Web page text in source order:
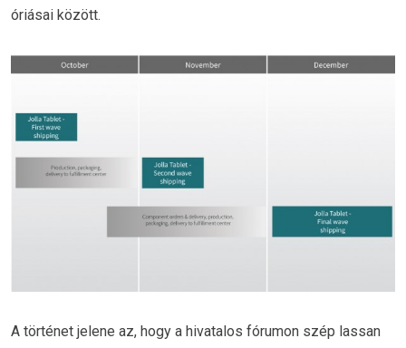
óriásai között.
A történet jelene az, hogy a hivatalos fórumon szép lassan